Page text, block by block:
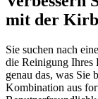
mit der
Sie suchen nach
die Reinigung Ihres
genau das, was Sie
Kombination aus